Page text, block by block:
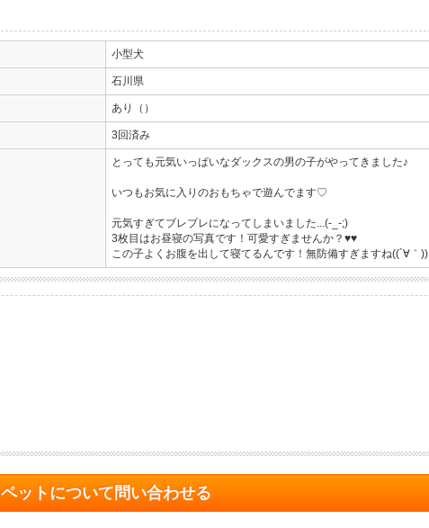
小型犬
石川県
あり（）
3回済み
とっても元気いっぱいなダックスの男の子がやってきました♪
いつもお気に入りのおもちゃで遊んでます♡
元気すぎてブレブレになってしまいました...(-_-;)
3枚目はお昼寝の写真です！可愛すぎませんか？♥♥
この子よくお腹を出して寝てるんです！無防備すぎますね((´∀｀))
ペットについて問い合わせる